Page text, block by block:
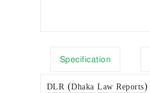
Specification
DLR (Dhaka Law Reports)